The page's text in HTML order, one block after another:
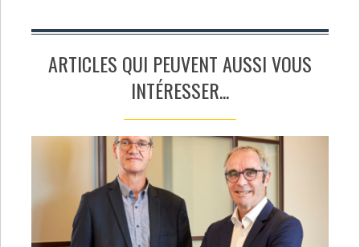
ARTICLES QUI PEUVENT AUSSI VOUS
INTÉRESSER...